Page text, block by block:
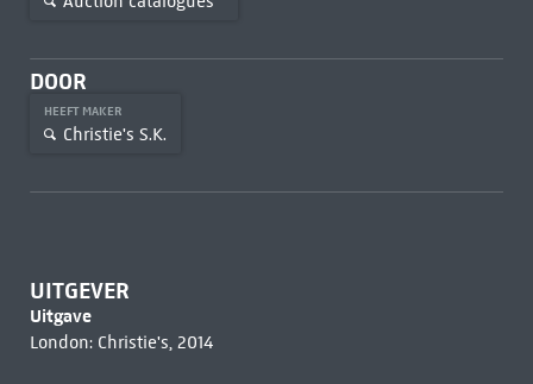
DOOR
HEEFT MAKER
Christie's S.K.
UITGEVER
Uitgave
London: Christie's, 2014